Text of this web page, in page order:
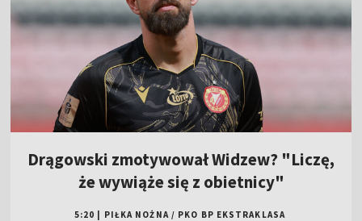
Drągowski zmotywował Widzew? "Liczę,
że wywiąże się z obietnicy"
5:20 PIŁKA NOŻNA / PKO BP EKSTRAKLASA